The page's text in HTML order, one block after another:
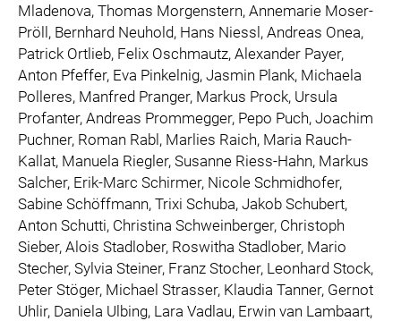
Mladenova, Thomas Morgenstern, Annemarie Moser-
Pröll, Bernhard Neuhold, Hans Niessl, Andreas Onea,
Patrick Ortlieb, Felix Oschmautz, Alexander Payer,
Anton Pfeffer, Eva Pinkelnig, Jasmin Plank, Michaela
Polleres, Manfred Pranger, Markus Prock, Ursula
Profanter, Andreas Prommegger, Pepo Puch, Joachim
Puchner, Roman Rabl, Marlies Raich, Maria Rauch-
Kallat, Manuela Riegler, Susanne Riess-Hahn, Markus
Salcher, Erik-Marc Schirmer, Nicole Schmidhofer,
Sabine Schöffmann, Trixi Schuba, Jakob Schubert,
Anton Schutti, Christina Schweinberger, Christoph
Sieber, Alois Stadlober, Roswitha Stadlober, Mario
Stecher, Sylvia Steiner, Franz Stocher, Leonhard Stock,
Peter Stöger, Michael Strasser, Klaudia Tanner, Gernot
Uhlir, Daniela Ulbing, Lara Vadlau, Erwin van Lambaart,